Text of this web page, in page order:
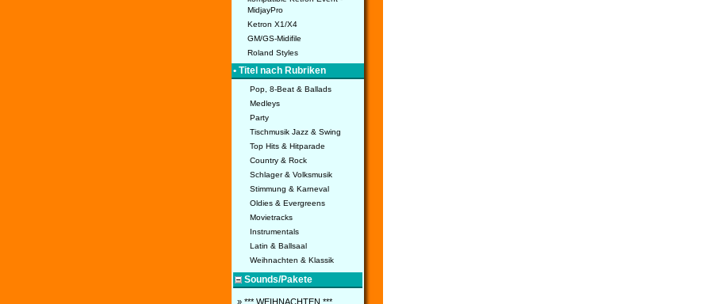
MidjayPro
Ketron X1/X4
GM/GS-Midifile
Roland Styles
• Titel nach Rubriken
Pop, 8-Beat & Ballads
Medleys
Party
Tischmusik Jazz & Swing
Top Hits & Hitparade
Country & Rock
Schlager & Volksmusik
Stimmung & Karneval
Oldies & Evergreens
Movietracks
Instrumentals
Latin & Ballsaal
Weihnachten & Klassik
Sounds/Pakete
» *** WEIHNACHTEN ***